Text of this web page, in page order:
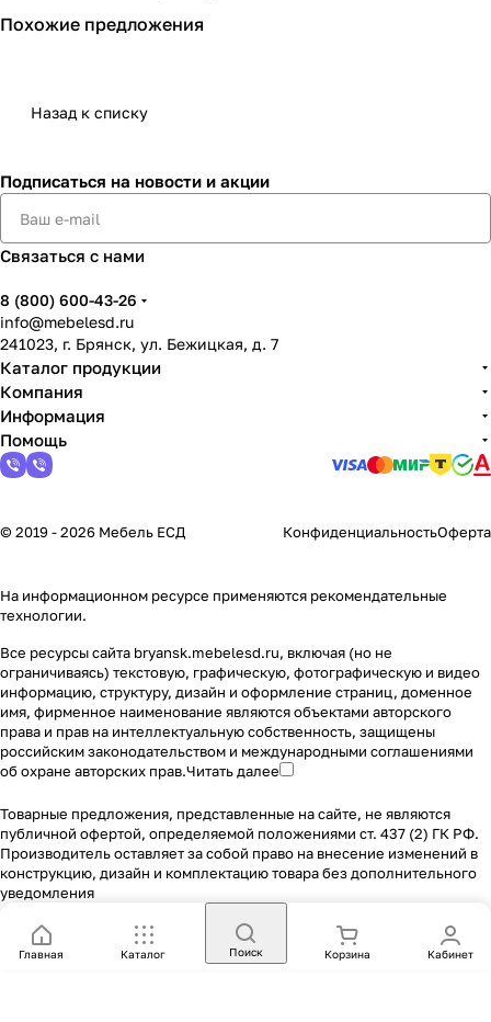
Похожие предложения
Назад к списку
Подписаться на новости и акции
Связаться с нами
8 (800) 600-43-26
info@mebelesd.ru
241023, г. Брянск, ул. Бежицкая, д. 7
Каталог продукции
Компания
Информация
Помощь
© 2019 - 2026 Мебель ЕСД КонфиденциальностьОферта
На информационном ресурсе применяются рекомендательные
технологии.
Все ресурсы сайта bryansk.mebelesd.ru, включая (но не
ограничиваясь) текстовую, графическую, фотографическую и видео
информацию, структуру, дизайн и оформление страниц, доменное
имя, фирменное наименование являются объектами авторского
права и прав на интеллектуальную собственность, защищены
российским законодательством и международными соглашениями
об охране авторских прав.Читать далее
Товарные предложения, представленные на сайте, не являются
публичной офертой, определяемой положениями ст. 437 (2) ГК РФ.
Производитель оставляет за собой право на внесение изменений в
конструкцию, дизайн и комплектацию товара без дополнительного
уведомления
Главная Каталог Поиск Корзина Кабинет